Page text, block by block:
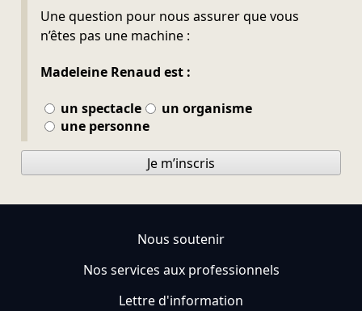
Une question pour nous assurer que vous
n’êtes pas une machine :
Madeleine Renaud est :
un spectacle
un organisme
une personne
Ne pas remplir
Je m’inscris
Nous soutenir
Nos services aux professionnels
Lettre d'information